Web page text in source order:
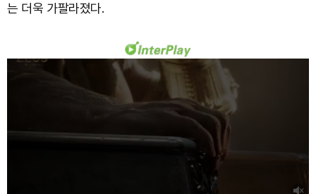
는 더욱 가팔라졌다.